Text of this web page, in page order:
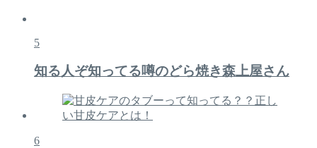
5
知る人ぞ知ってる噂のどら焼き森上屋さん
6